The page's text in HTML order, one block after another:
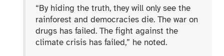
“By hiding the truth, they will only see the
rainforest and democracies die. The war on
drugs has failed. The fight against the
climate crisis has failed,” he noted.